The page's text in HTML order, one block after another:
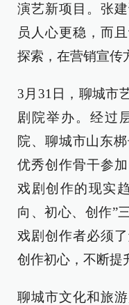
演艺新项目。张
员人心更稳，而
探索，在营销宣传
3月31日，聊城市
剧院举办。经过
院、聊城市山东
优秀创作骨干参
戏剧创作的现实
向、初心、创作”
戏剧创作者必须
创作初心，不断提
聊城市文化和旅